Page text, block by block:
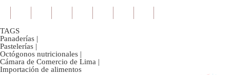
TAGS
Panaderías |
Pastelerías |
Octógonos nutricionales |
Cámara de Comercio de Lima |
Importación de alimentos